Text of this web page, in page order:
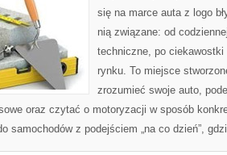
się na marce auta z logo
nią związane: od
techniczne, po
rynku. To miejsce
zrozumieć swoje auto,
oraz czytać o motoryzacji w sposób
samochodów z podejściem „na co dzień”,